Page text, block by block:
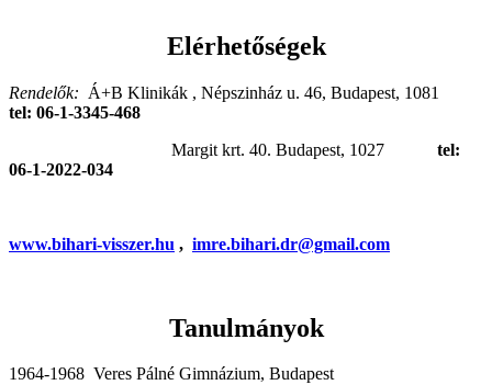
Elérhetőségek
Rendelők: Á+B Klinikák , Népszinház u. 46, Budapest, 1081
tel: 06-1-3345-468
Margit krt. 40. Budapest, 1027 tel:
06-1-2022-034
www.bihari-visszer.hu , imre.bihari.dr@gmail.com
Tanulmányok
1964-1968 Veres Pálné Gimnázium, Budapest